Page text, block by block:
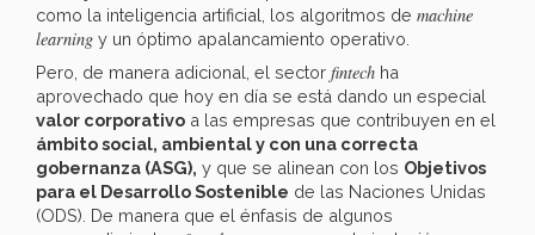
como la inteligencia artificial, los algoritmos de machine
learning y un óptimo apalancamiento operativo.
Pero, de manera adicional, el sector fintech ha
aprovechado que hoy en día se está dando un especial
valor corporativo a las empresas que contribuyen en el
ámbito social, ambiental y con una correcta
gobernanza (ASG), y que se alinean con los Objetivos
para el Desarrollo Sostenible de las Naciones Unidas
(ODS). De manera que el énfasis de algunos